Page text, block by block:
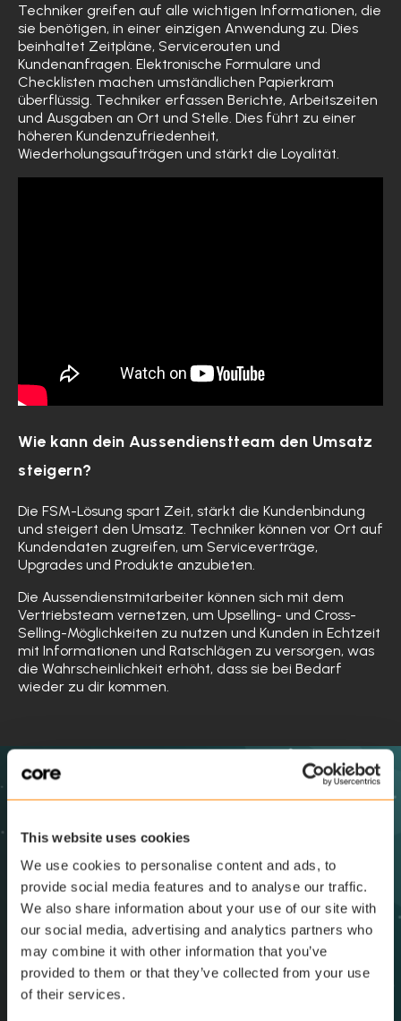
This website uses cookies
We use cookies to personalise content and ads, to
provide social media features and to analyse our traffic.
We also share information about your use of our site with
our social media, advertising and analytics partners who
may combine it with other information that you’ve
provided to them or that they’ve collected from your use
of their services.
Techniker greifen auf alle wichtigen Informationen, die
sie benötigen, in einer einzigen Anwendung zu. Dies
beinhaltet Zeitpläne, Servicerouten und
Kundenanfragen. Elektronische Formulare und
Checklisten machen umständlichen Papierkram
überflüssig. Techniker erfassen Berichte, Arbeitszeiten
und Ausgaben an Ort und Stelle. Dies führt zu einer
höheren Kundenzufriedenheit,
Wiederholungsaufträgen und stärkt die Loyalität.
Wie kann dein Aussendienstteam den Umsatz
steigern?
Die FSM-Lösung spart Zeit, stärkt die Kundenbindung
und steigert den Umsatz. Techniker können vor Ort auf
Kundendaten zugreifen, um Serviceverträge,
Upgrades und Produkte anzubieten.
Die Aussendienstmitarbeiter können sich mit dem
Vertriebsteam vernetzen, um Upselling- und Cross-
Selling-Möglichkeiten zu nutzen und Kunden in Echtzeit
mit Informationen und Ratschlägen zu versorgen, was
die Wahrscheinlichkeit erhöht, dass sie bei Bedarf
wieder zu dir kommen.
Finde die passende Lösung
für dich